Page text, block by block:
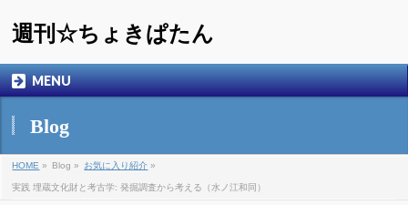
週刊☆ちょきぱたん
MENU
Blog
HOME » Blog » お気に入り紹介 »
実践 埋蔵文化財と考古学: 発掘調査から考える（水ノ江和同）